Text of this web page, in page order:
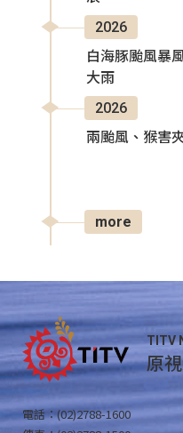
2026
白海豚颱風暴
大雨
2026
兩颱風、猴害
more
TITV
原
電話：(02)2788-1600